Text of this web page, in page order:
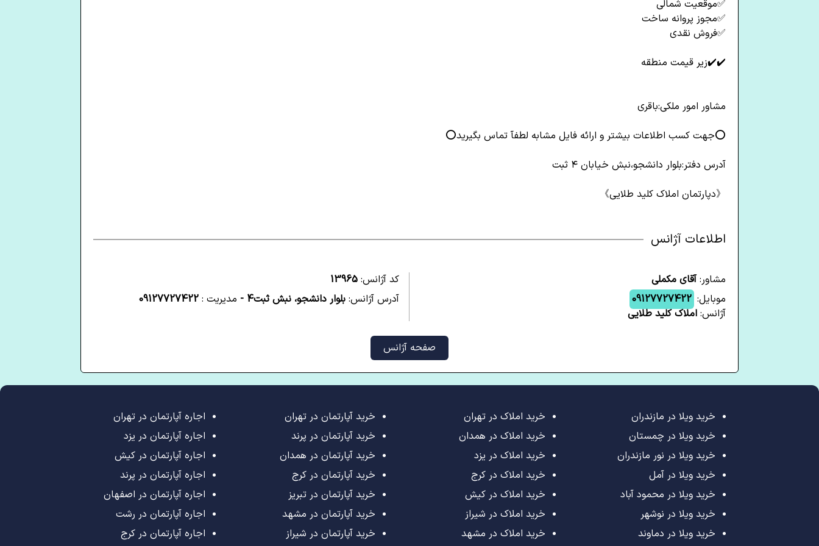
✅️موقعیت شمالی
✅️مجوز پروانه ساخت
✅️فروش نقدی
✔️✔️زیر قیمت منطقه
مشاور امور ملکی:باقری
⭕️جهت کسب اطلاعات بیشتر و ارائه فایل مشابه لطفآ تماس بگیرید⭕️
آدرس دفتر:بلوار دانشجو،نبش خیابان ۴ ثبت
《دپارتمان املاک کلید طلایی》
اطلاعات آژانس
مشاور:آقای مکملی
موبایل: 09127727422
آژانس: املاک کلید طلایی
کد آژانس: 13965
آدرس آژانس: بلوار دانشجو، نبش ثبت4 - مدیریت : 09127727422
صفحه آژانس
خرید ویلا در مازندران
خرید ویلا در چمستان
خرید ویلا در نور مازندران
خرید ویلا در آمل
خرید ویلا در محمود آباد
خرید ویلا در نوشهر
خرید ویلا در دماوند
خرید املاک در تهران
خرید املاک در همدان
خرید املاک در یزد
خرید املاک در کرج
خرید املاک در کیش
خرید املاک در شیراز
خرید املاک در مشهد
خرید آپارتمان در تهران
خرید آپارتمان در پرند
خرید آپارتمان در همدان
خرید آپارتمان در کرج
خرید آپارتمان در تبریز
خرید آپارتمان در مشهد
خرید آپارتمان در شیراز
اجاره آپارتمان در تهران
اجاره آپارتمان در یزد
اجاره آپارتمان در کیش
اجاره آپارتمان در پرند
اجاره آپارتمان در اصفهان
اجاره آپارتمان در رشت
اجاره آپارتمان در کرج